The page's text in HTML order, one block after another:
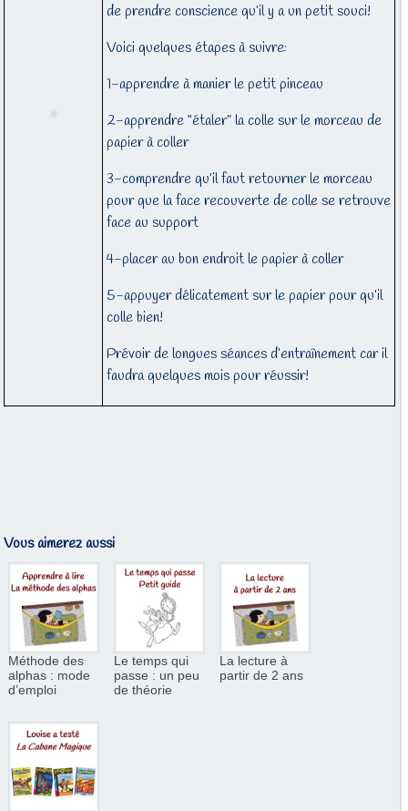
de prendre conscience qu’il y a un petit souci!
Voici quelques étapes à suivre:
1-apprendre à manier le petit pinceau
2-apprendre “étaler” la colle sur le morceau de
papier à coller
3-comprendre qu’il faut retourner le morceau
pour que la face recouverte de colle se retrouve
face au support
4-placer au bon endroit le papier à coller
5-appuyer délicatement sur le papier pour qu’il
colle bien!
Prévoir de longues séances d’entraînement car il
faudra quelques mois pour réussir!
Vous aimerez aussi
Méthode des
alphas : mode
d’emploi
Le temps qui
passe : un peu
de théorie
La lecture à
partir de 2 ans